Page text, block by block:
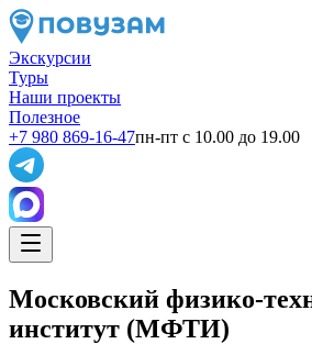
Экскурсии
Туры
Наши проекты
Полезное
+7 980 869-16-47пн-пт с 10.00 до 19.00
Московский физико-
институт (МФТИ)